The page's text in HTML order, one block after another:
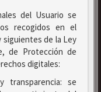
del Usuario se
recogidos en el
siguientes de la Ley
de Protección de
digitales:
transparencia: se